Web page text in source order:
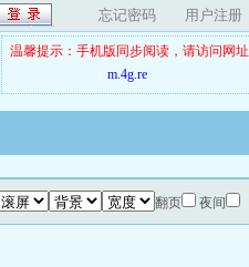
忘记密码 用户注册
温馨提示：手机版同步阅读，请访问网址
m.4g.re
翻页 夜间